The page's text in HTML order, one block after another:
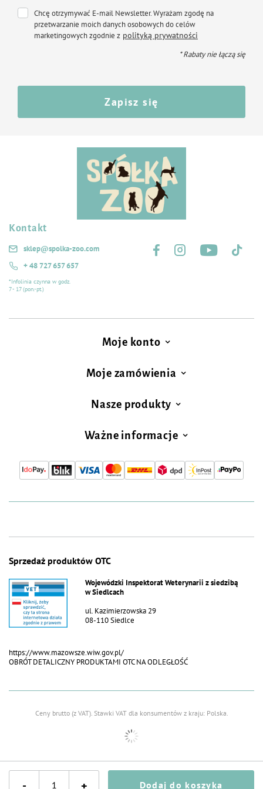
- + Dodaj do koszyka
mięso oraz produkty pochodzenia zwierzęcego (w tym indyk 4%)
produkty pochodzenia roślinnego
tłuszcz surowy 7,0%
Chcę otrzymywać E-mail Newsletter. Wyrażam zgodę na
przetwarzanie moich danych osobowych do celów
marketingowych zgodnie z polityką prywatności
* Rabaty nie łączą się
Zapisz się
Kontakt
sklep@spolka-zoo.com
+ 48 727 657 657
*Infolinia czynna w godz.
7 - 17 (pon.-pt.)
Moje konto
Moje zamówienia
Nasze produkty
Ważne informacje
Sprzedaż produktów OTC
Wojewódzki Inspektorat Weterynarii z siedzibą
w Siedlcach
ul. Kazimierzowska 29
08-110 Siedlce
https://www.mazowsze.wiw.gov.pl/
OBRÓT DETALICZNY PRODUKTAMI OTC NA ODLEGŁOŚĆ
Ceny brutto (z VAT). Stawki VAT dla konsumentów z kraju: Polska